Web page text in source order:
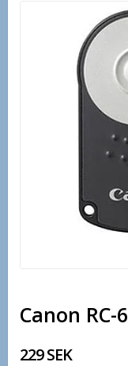
Canon RC-6
229 SEK